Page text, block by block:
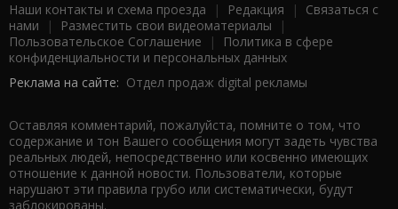
Наши контакты и схема проезда | Редакция | Связаться с
нами | Разместить свои видеоматериалы |
Пользовательское Соглашение |
Политика в сфере
конфиденциальности и персональных данных
Реклама на сайте: Отдел продаж digital рекламы
Оставляя комментарий, пожалуйста, помните о том, что
содержание и тон Вашего сообщения могут задеть чувства
реальных людей, непосредственно или косвенно имеющих
отношение к данной новости. Пользователи, которые
нарушают эти правила грубо или систематически, будут
заблокированы.